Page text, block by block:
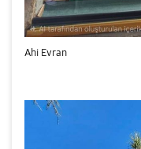
Ahi Evran